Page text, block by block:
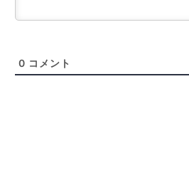
0 コメント